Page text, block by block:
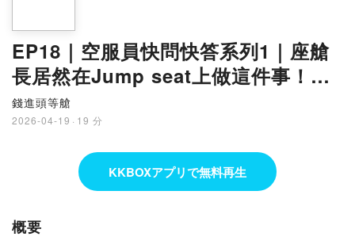
EP18｜空服員快問快答系列1｜座艙
長居然在Jump seat上做這件事！組
員們嚇傻....Feat Nana
錢進頭等艙
2026-04-19 · 19 分
KKBOXアプリで無料再生
概要